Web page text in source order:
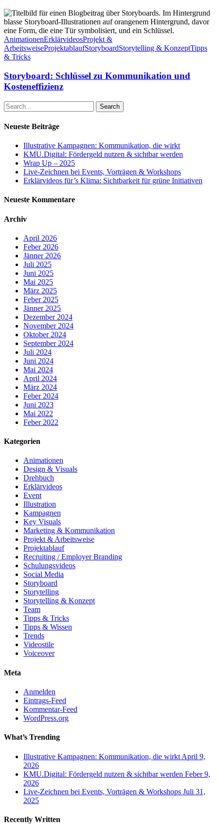
Storyboard:
Schlüssel
zu
Kommunikation
und
Kosteneffizienz
AnimationenErklärvideosProjekt &
ArbeitsweiseProjektablaufStoryboardStorytelling & KonzeptTipps
& Tricks
Storyboard: Schlüssel zu Kommunikation und
Kosteneffizienz
Search
Neueste Beiträge
Illustrative Kampagnen: Kommunikation, die wirkt
KMU.Digital: Fördergeld nutzen & sichtbar werden
Wrap Up – 2025
Live-Zeichnen bei Events, Vorträgen & Workshops
Erklärvideos für’s Klima: Sichtbarkeit für grüne Initiativen
Neueste Kommentare
Archiv
April 2026
Feber 2026
Jänner 2026
Juli 2025
Juni 2025
Mai 2025
März 2025
Feber 2025
Jänner 2025
Dezember 2024
November 2024
Oktober 2024
September 2024
Juli 2024
Juni 2024
Mai 2024
April 2024
März 2024
Feber 2024
Juni 2023
Mai 2022
Feber 2022
Kategorien
Animationen
Design & Visuals
Drehbuch
Erklärvideos
Event
Illustration
Kampagnen
Key Visuals
Marketing & Kommunikation
Projekt & Arbeitsweise
Projektablauf
Recruiting / Employer Branding
Schulungsvideos
Social Media
Storyboard
Storytelling
Storytelling & Konzept
Team
Tipps & Tricks
Tipps & Wissen
Trends
Videostile
Voiceover
Meta
Anmelden
Eintrags-Feed
Kommentar-Feed
WordPress.org
What’s Trending
Illustrative Kampagnen: Kommunikation, die wirkt April 9,
2026
KMU.Digital: Fördergeld nutzen & sichtbar werden Feber 9,
2026
Live-Zeichnen bei Events, Vorträgen & Workshops Juli 31,
2025
Recently Written